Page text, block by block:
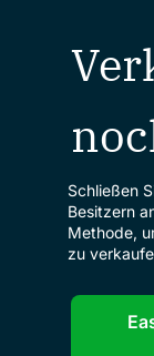
Schließen
Besitzern
Methode,
zu